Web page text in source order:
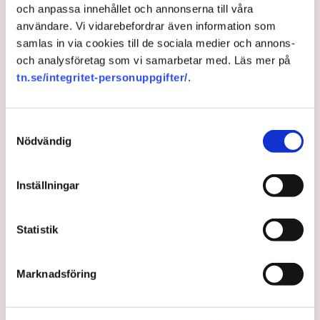
och anpassa innehållet och annonserna till våra
användare. Vi vidarebefordrar även information som
samlas in via cookies till de sociala medier och annons-
och analysföretag som vi samarbetar med. Läs mer på
tn.se/integritet-personuppgifter/.
Nödvändig
Inställningar
Statistik
Marknadsföring
saknar rim och reson”, säger Henrik Svensson till
TN.
5 months ago | Av: Karin Janson
Ledare: Ungt företagande en
viktig pusselbit